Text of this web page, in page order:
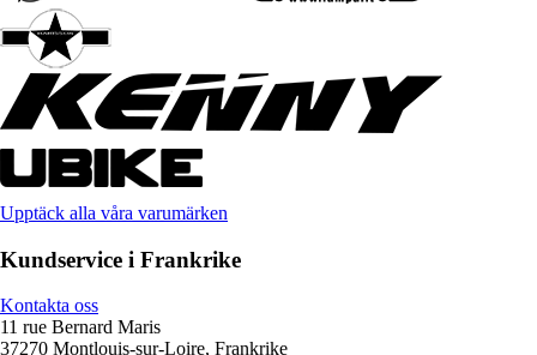
Upptäck alla våra varumärken
Kundservice i Frankrike
Kontakta oss
11 rue Bernard Maris
37270 Montlouis-sur-Loire, Frankrike